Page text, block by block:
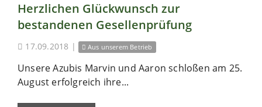
Herzlichen Glückwunsch zur
bestandenen Gesellenprüfung
17.09.2018 | Aus unserem Betrieb
Unsere Azubis Marvin und Aaron schloßen am 25.
August erfolgreich ihre...